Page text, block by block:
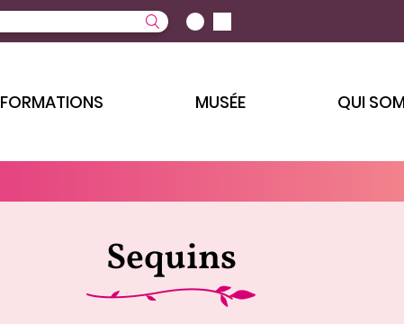
FORMATIONS MUSÉE QUI
Sequins